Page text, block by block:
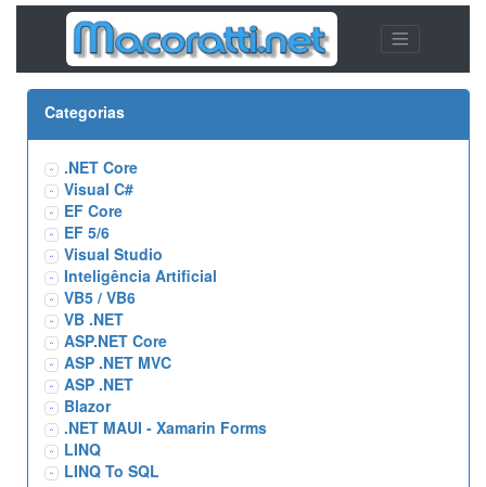
Categorias
.NET Core
Visual C#
EF Core
EF 5/6
Visual Studio
Inteligência Artificial
VB5 / VB6
VB .NET
ASP.NET Core
ASP .NET MVC
ASP .NET
Blazor
.NET MAUI - Xamarin Forms
LINQ
LINQ To SQL